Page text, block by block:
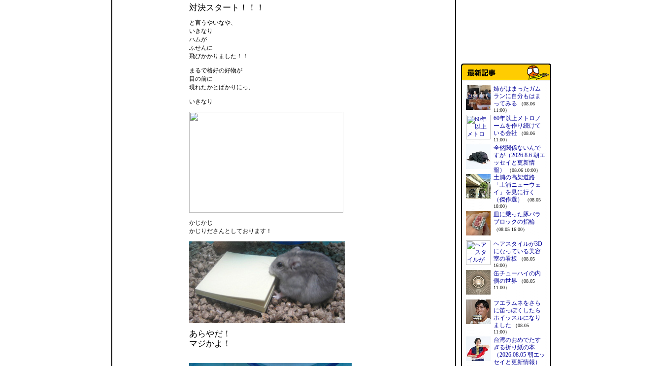
対決スタート！！！
と言うやいなや、
いきなり
ハムが
ふせんに
飛びかかりました！！
まるで格好の好物が
目の前に
現れたかとばかりにっ、
いきなり
かじかじ
かじりださんとしております！
あらやだ！
マジかよ！
姉がはまったガム
ランに自分もはま
ってみる
（08.06
11:00）
60年以上メトロノ
ームを作り続けて
いる会社
（08.06
11:00）
全然関係ないんで
すが（2026.8.6 朝エ
ッセイと更新情
報）
（08.06 10:00）
土浦の高架道路
「土浦ニューウェ
イ」を見に行く
（傑作選）
（08.05
18:00）
皿に乗った豚バラ
ブロックの指輪
（08.05 16:00）
ヘアスタイルが3D
になっている美容
室の看板
（08.05
16:00）
缶チューハイの内
側の世界
（08.05
11:00）
フエラムネをさら
に笛っぽくしたら
ホイッスルになり
ました
（08.05
11:00）
台湾のおめでたす
ぎる折り紙の本
（2026.08.05 朝エッ
セイと更新情報）